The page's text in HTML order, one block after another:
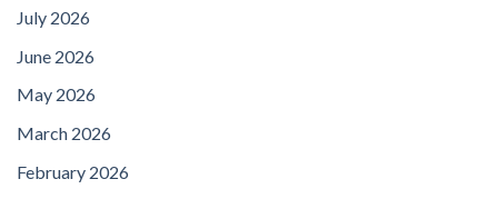
July 2026
June 2026
May 2026
March 2026
February 2026